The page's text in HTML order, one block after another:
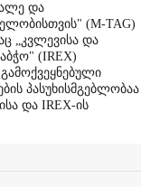
და
(M-TAG)
„კვლევისა და
(IREX)
პასუხისმგებლობაა
და IREX-ის